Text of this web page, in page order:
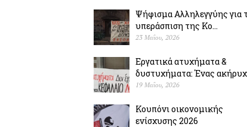
Ψήφισμα Αλληλεγγύης για
υπεράσπιση της Κο...
23 Μαΐου, 2026
Εργατικά ατυχήματα &
δυστυχήµατα: Ένας
19 Μαΐου, 2026
Κουπόνι οικονομικής
ενίσχυσης 2026